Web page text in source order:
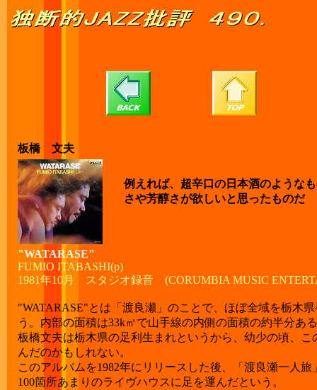
板橋 文夫
例えれば、超辛口の日本酒のような
さや芳醇さが欲しいと思ったものだ
"WATARASE"
FUMIO ITABASHI(p)
1981年10月 スタジオ録音 (CORUMBIA MUSIC
"WATARASE"とは「渡良瀬」のことで、ほぼ全域を栃木
う。内部の面積は33k㎡で山手線の内側の面積の約半分あ
板橋文夫は栃木県の足利生まれというから、幼少の頃、
んだのかもしれない。
このアルバムを1982年にリリースした後、「渡良瀬一人
100箇所あまりのライヴハウスに足を運んだという。